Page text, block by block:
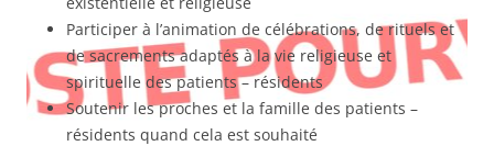
Participer à l’animation de célébrations, de rituels et
de sacrements adaptés à la vie religieuse et
spirituelle des patients – résidents
Soutenir les proches et la famille des patients –
résidents quand cela est souhaité